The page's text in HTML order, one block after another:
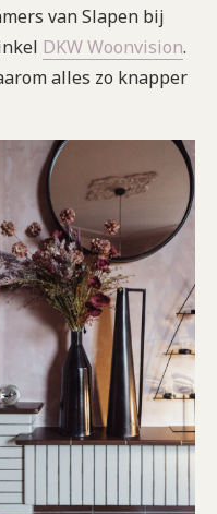
van Slapen bij
DKW Woonvision.
alles zo knapper